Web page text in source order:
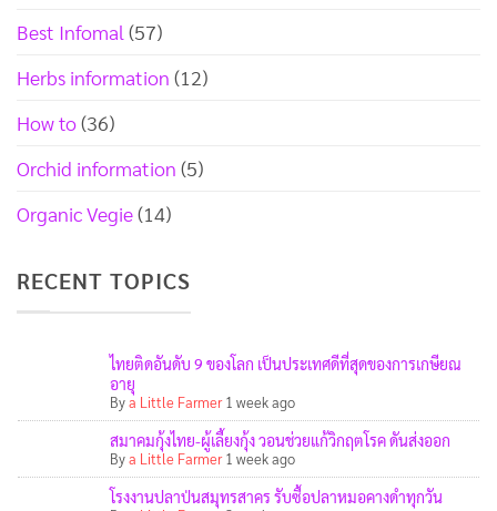
Best Infomal (57)
Herbs information (12)
How to(36)
Orchid information (5)
Organic Vegie(14)
RECENT TOPICS
ไทยติดอันดับ 9 ของโลก เป็นประเทศดีที่สุดของการเกษียณ
อายุ
Bya Little Farmer 1 week ago
สมาคมกุ้งไทย-ผู้เลี้ยงกุ้ง วอนช่วยแก้วิกฤตโรค ดันส่งออก
Bya Little Farmer 1 week ago
โรงงานปลาป่นสมุทรสาคร รับซื้อปลาหมอคางดำทุกวัน